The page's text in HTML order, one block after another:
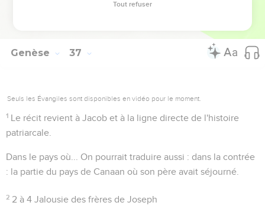
Genèse 37
Seuls les Évangiles sont disponibles en vidéo pour le moment.
1 Le récit revient à Jacob et à la ligne directe de l'histoire
patriarcale.
Dans le pays où... On pourrait traduire aussi : dans la contrée
: la partie du pays de Canaan où son père avait séjourné.
2 2 à 4 Jalousie des frères de Joseph
Tout refuser